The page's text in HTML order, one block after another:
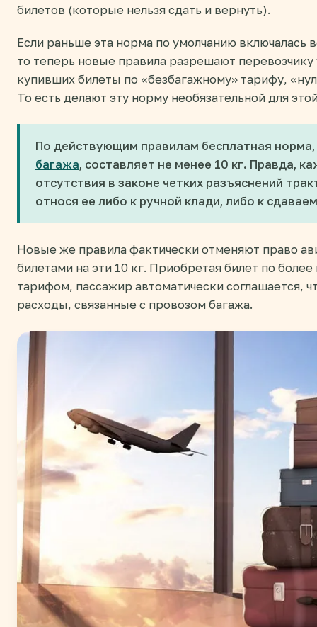
билетов (которые нельзя сдать и вернуть).
Если раньше эта норма по умолчанию включалась
то теперь новые правила разрешают перевозчику
купивших билеты по «безбагажному» тарифу,
То есть делают эту норму необязательной для
По действующим правилам бесплатная
багажа, составляет не менее 10 кг. Правда,
отсутствия в законе четких разъяснений
относя ее либо к ручной клади, либо к
Новые же правила фактически отменяют право
билетами на эти 10 кг. Приобретая билет по
тарифом, пассажир автоматически соглашается,
расходы, связанные с провозом багажа.